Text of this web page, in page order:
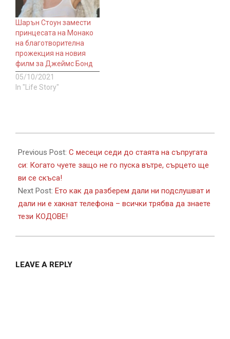
Шарън Стоун замести
принцесата на Монако
на благотворителна
прожекция на новия
филм за Джеймс Бонд
05/10/2021
In "Life Story"
03-
17
Previous Post: С месеци седи до стаята на съпругата
си: Когато чуете защо не го пуска вътре, сърцето ще
ви се скъса!
Next Post: Ето как да разберем дали ни подслушват и
дали ни е хакнат телефона – всички трябва да знаете
тези КОДОВЕ!
LEAVE A REPLY